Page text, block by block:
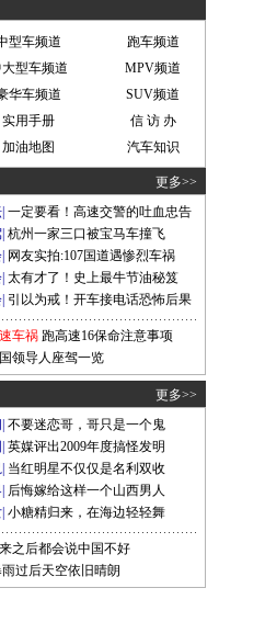
型车频道
跑车频道
型车频道
MPV频道
华车频道
SUV频道
实用手册
信 访 办
加油地图 汽车知识
更多>>
一定要看！高速交警的吐血忠告
杭州一家三口被宝马车撞飞
网友实拍:107国道遇惨烈车祸
太有才了！史上最牛节油秘笈
引以为戒！开车接电话恐怖后果
车祸 跑高速16保命注意事项
领导人座驾一览
更多>>
不要迷恋哥，哥只是一个鬼
英媒评出2009年度搞怪发明
当红明星不仅仅是名利双收
后悔嫁给这样一个山西男人
小糖精归来，在海边轻轻舞
之后都会说中国不好
过后天空依旧晴朗